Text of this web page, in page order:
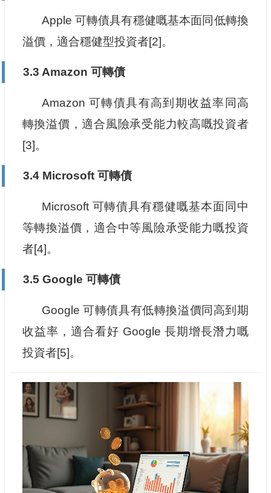
Apple 可轉債具有穩健嘅基本面同低轉換
溢價，適合穩健型投資者[2]。
3.3 Amazon 可轉債
Amazon 可轉債具有高到期收益率同高
轉換溢價，適合風險承受能力較高嘅投資者
[3]。
3.4 Microsoft 可轉債
Microsoft 可轉債具有穩健嘅基本面同中
等轉換溢價，適合中等風險承受能力嘅投資
者[4]。
3.5 Google 可轉債
Google 可轉債具有低轉換溢價同高到期
收益率，適合看好 Google 長期增長潛力嘅
投資者[5]。